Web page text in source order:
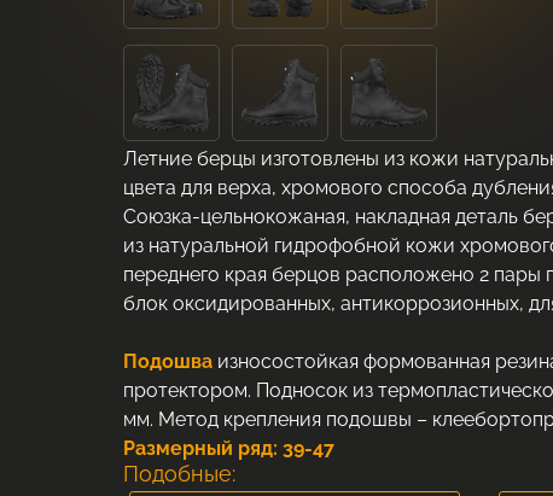
Летние берцы изготовлены из кожи
цвета для верха, хромового способа
Союзка-цельнокожаная, накладная деталь
из натуральной гидрофобной кожи
переднего края берцов расположено 2 пары
блок оксидированных, антикоррозионных,
Подошва износостойкая формованная
протектором. Подносок из
мм. Метод крепления подошвы –
Размерный ряд: 39-47
Подобные: